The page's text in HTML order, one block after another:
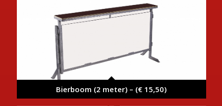
Bierboom (2 meter) – (€ 15,50)